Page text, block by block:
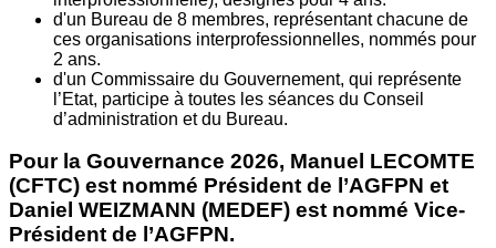
d'un Bureau de 8 membres, représentant chacune de
ces organisations interprofessionnelles, nommés pour
2 ans.
d'un Commissaire du Gouvernement, qui représente
l’Etat, participe à toutes les séances du Conseil
d’administration et du Bureau.
Pour la Gouvernance 2026, Manuel LECOMTE
(CFTC) est nommé Président de l’AGFPN et
Daniel WEIZMANN (MEDEF) est nommé Vice-
Président de l’AGFPN.